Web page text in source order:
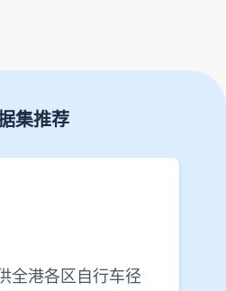
集推荐
全港各区自行车径